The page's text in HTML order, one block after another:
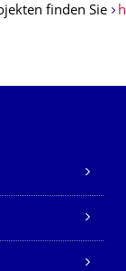
finden Sie